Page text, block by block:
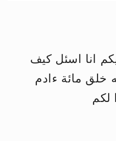
الجماعة >> المزيد
لأفراد الجماعة >> المزيد
انا اسئل كيف
خلق مائة ءادم
لكم